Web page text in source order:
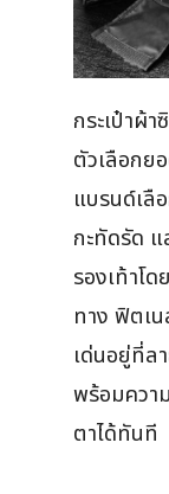
กระเป๋าผ้
ตัวเลือกย
แบรนด์เลื
กะทัดรัด
รองเท้าโ
ทาง ฟิตเ
เด่นอยู่ที่ล
พร้อมควา
ตาได้ทันที